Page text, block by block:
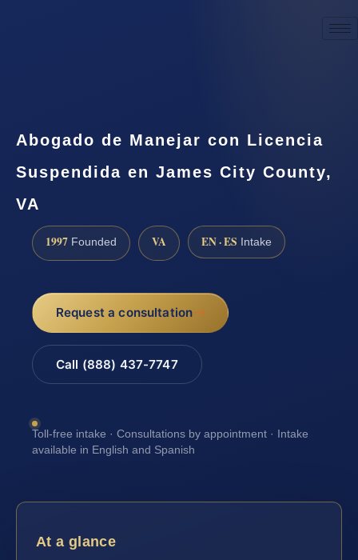
Abogado de Manejar con Licencia
Suspendida en James City County,
VA
1997 Founded VA EN · ES Intake
Request a consultation
Call (888) 437-7747
Toll-free intake · Consultations by appointment · Intake
available in English and Spanish
At a glance